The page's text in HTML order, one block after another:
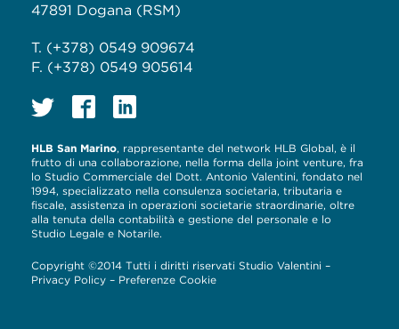
47891 Dogana (RSM)
T. (+378) 0549 909674
F. (+378) 0549 905614
HLB San Marino, rappresentante del network HLB Global, è il
frutto di una collaborazione, nella forma della joint venture, fra
lo Studio Commerciale del Dott. Antonio Valentini, fondato nel
1994, specializzato nella consulenza societaria, tributaria e
fiscale, assistenza in operazioni societarie straordinarie, oltre
alla tenuta della contabilità e gestione del personale e lo
Studio Legale e Notarile.
Copyright ©2014 Tutti i diritti riservati Studio Valentini –
Privacy Policy – Preferenze Cookie